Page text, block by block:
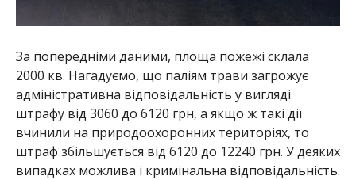
За попередніми даними, площа пожежі склала
2000 кв. Нагадуємо, що паліям трави загрожує
адміністративна відповідальність у вигляді
штрафу від 3060 до 6120 грн, а якщо ж такі дії
вчинили на природоохоронних територіях, то
штраф збільшується від 6120 до 12240 грн. У деяких
випадках можлива і кримінальна відповідальність.